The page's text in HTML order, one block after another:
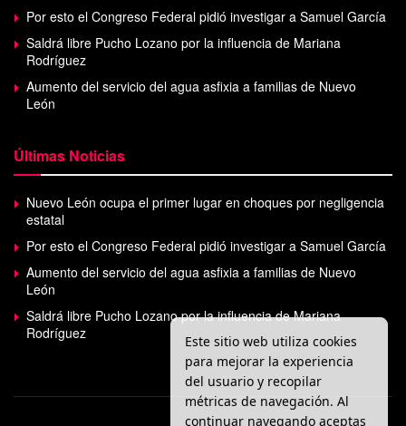
Por esto el Congreso Federal pidió investigar a Samuel García
Saldrá libre Pucho Lozano por la influencia de Mariana
Rodríguez
Aumento del servicio del agua asfixia a familias de Nuevo
León
Últimas Noticias
Nuevo León ocupa el primer lugar en choques por negligencia
estatal
Por esto el Congreso Federal pidió investigar a Samuel García
Aumento del servicio del agua asfixia a familias de Nuevo
León
Saldrá libre Pucho Lozano por la influencia de Mariana
Rodríguez
Este sitio web utiliza cookies
para mejorar la experiencia
del usuario y recopilar
métricas de navegación. Al
continuar navegando aceptas